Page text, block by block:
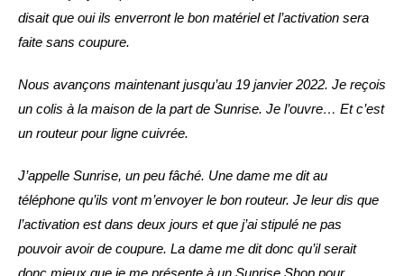
disait que oui ils enverront le bon matériel et l’activation sera
faite sans coupure.
Nous avançons maintenant jusqu’au 19 janvier 2022. Je reçois
un colis à la maison de la part de Sunrise. Je l’ouvre… Et c’est
un routeur pour ligne cuivrée.
J’appelle Sunrise, un peu fâché. Une dame me dit au
téléphone qu’ils vont m’envoyer le bon routeur. Je leur dis que
l’activation est dans deux jours et que j’ai stipulé ne pas
pouvoir avoir de coupure. La dame me dit donc qu’il serait
donc mieux que je me présente à un Sunrise Shop pour